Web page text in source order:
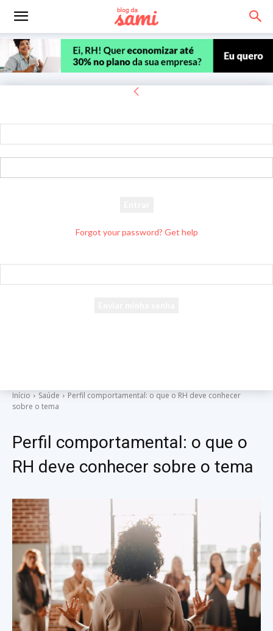
Forgot your password? Get help
Início Saúde
Perfil comportamental: o que o RH deve conhecer
sobre o tema
Perfil comportamental: o que o
RH deve conhecer sobre o tema